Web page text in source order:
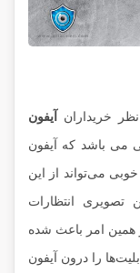
خریداران
آیفون
می باشد که آیفون
می‌تواند از این
تصویری انتظارات
همین امر باعث شده
را درون آیفون